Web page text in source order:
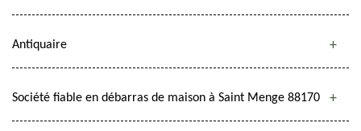
Antiquaire
Société fiable en débarras de maison à Saint Menge 88170